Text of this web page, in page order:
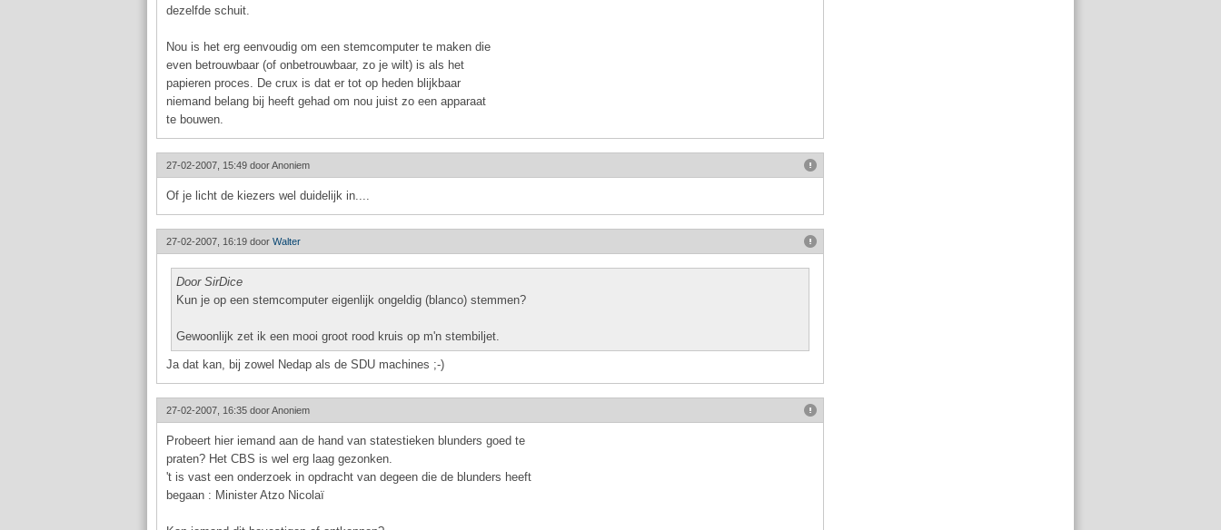
dezelfde schuit.
Nou is het erg eenvoudig om een stemcomputer te maken die
even betrouwbaar (of onbetrouwbaar, zo je wilt) is als het
papieren proces. De crux is dat er tot op heden blijkbaar
niemand belang bij heeft gehad om nou juist zo een apparaat
te bouwen.
27-02-2007, 15:49 doorAnoniem
Of je licht de kiezers wel duidelijk in....
27-02-2007, 16:19 door Walter
Door SirDice
Kun je op een stemcomputer eigenlijk ongeldig (blanco) stemmen?
Gewoonlijk zet ik een mooi groot rood kruis op m'n stembiljet.
Ja dat kan, bij zowel Nedap als de SDU machines ;-)
27-02-2007, 16:35 doorAnoniem
Probeert hier iemand aan de hand van statestieken blunders goed te
praten? Het CBS is wel erg laag gezonken.
't is vast een onderzoek in opdracht van degeen die de blunders heeft
begaan : Minister Atzo Nicolaï